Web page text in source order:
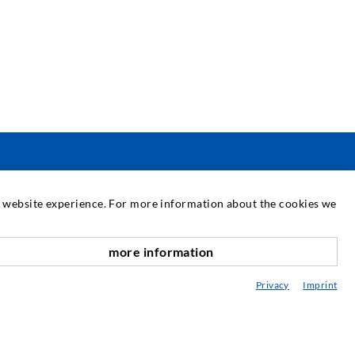
/ Pianificazione / Esecuzione
experience. For more information about the cookies we
more information
Privacy Imprint